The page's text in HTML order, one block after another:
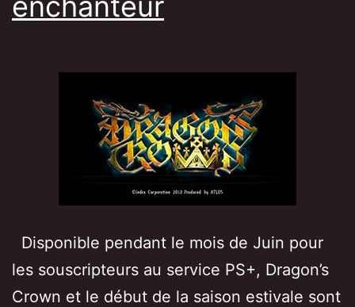
Disponible pendant le mois de Juin pour
les souscripteurs au service PS+, Dragon’s
Crown et le début de la saison estivale sont